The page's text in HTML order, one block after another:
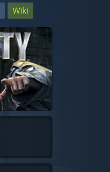
Wiki